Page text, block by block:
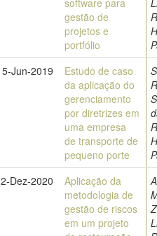
software para
gestão de
projetos e
portfólio
5-Jun-2019
Estudo de caso
da aplicação do
gerenciamento
por diretrizes em
uma empresa
de transporte de
pequeno porte
2-Dez-2020
Aplicação da
metodologia de
gestão de riscos
em um projeto